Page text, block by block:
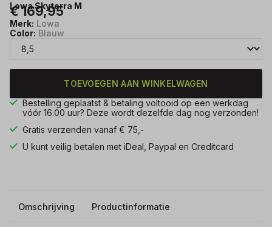
Lowa Skyterra M
€ 169,95
Merk: Lowa
Color: Blauw
TOEVOEGEN AAN WINKELWAGEN
Bestelling geplaatst & betaling voltooid op een werkdag
vóór 16.00 uur? Deze wordt dezelfde dag nog verzonden!
Gratis verzenden vanaf € 75,-
U kunt veilig betalen met iDeal, Paypal en Creditcard
Omschrijving Productinformatie